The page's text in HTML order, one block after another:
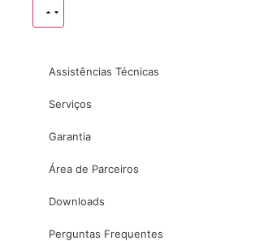
Assistências Técnicas
Serviços
Garantia
Área de Parceiros
Downloads
Perguntas Frequentes